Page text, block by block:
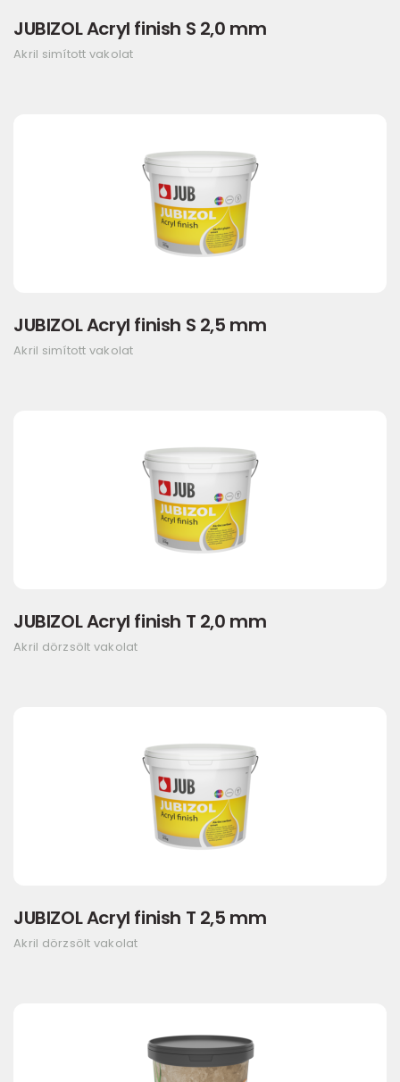
JUBIZOL Acryl finish S 2,0 mm
Akril simított vakolat
JUBIZOL Acryl finish S 2,5 mm
Akril simított vakolat
JUBIZOL Acryl finish T 2,0 mm
Akril dörzsölt vakolat
JUBIZOL Acryl finish T 2,5 mm
Akril dörzsölt vakolat